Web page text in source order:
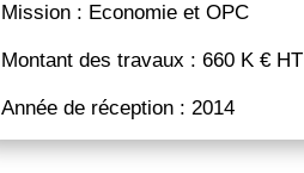
Mission : Economie et OPC
Montant des travaux : 660 K € HT
Année de réception : 2014